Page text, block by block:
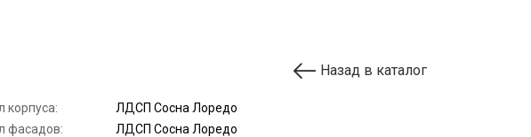
Назад в каталог
корпуса:
ЛДСП Сосна Лоредо
фасадов:
ЛДСП Сосна Лоредо